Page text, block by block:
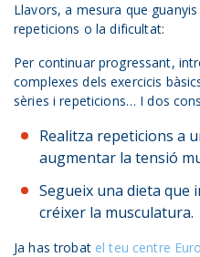
Llavors, a mesura que
repeticions o la dificultat:
Per continuar progressant,
complexes dels exercicis
sèries i repeticions… I dos
Realitza repeticions a
augmentar la tensió
Segueix una dieta
créixer la musculatura.
Ja has trobat el teu centre